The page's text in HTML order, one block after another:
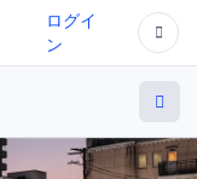
ログイ
ン